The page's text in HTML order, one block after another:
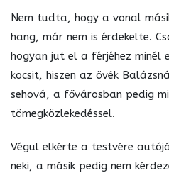
Nem tudta, hogy a vonal
hang, már nem is érdekelte.
hogyan jut el a férjéhez minél
kocsit, hiszen az övék
sehová, a fővárosban pedig
tömegközlekedéssel.
Végül elkérte a testvére
neki, a másik pedig nem